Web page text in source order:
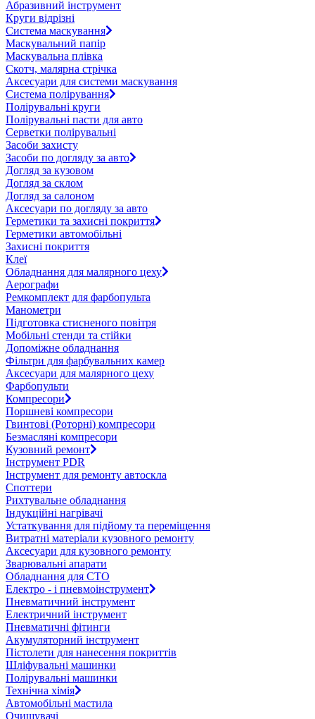
Абразивний інструмент
Круги відрізні
Система маскування
Маскувальний папір
Маскувальна плівка
Скотч, малярна стрічка
Аксесуари для системи маскування
Система полірування
Полірувальні круги
Полірувальні пасти для авто
Серветки полірувальні
Засоби захисту
Засоби по догляду за авто
Догляд за кузовом
Догляд за склом
Догляд за салоном
Аксесуари по догляду за авто
Герметики та захисні покриття
Герметики автомобільні
Захисні покриття
Клеї
Обладнання для малярного цеху
Аерографи
Ремкомплект для фарбопульта
Манометри
Підготовка стисненого повітря
Мобільні стенди та стійки
Допоміжне обладнання
Фільтри для фарбувальних камер
Аксесуари для малярного цеху
Фарбопульти
Компресори
Поршневі компресори
Гвинтові (Роторні) компресори
Безмасляні компресори
Кузовний ремонт
Інструмент PDR
Інструмент для ремонту автоскла
Споттери
Рихтувальне обладнання
Індукційні нагрівачі
Устаткування для підйому та переміщення
Витратні матеріали кузовного ремонту
Аксесуари для кузовного ремонту
Зварювальні апарати
Обладнання для СТО
Електро - і пневмоінструмент
Пневматичний інструмент
Електричний інструмент
Пневматичні фітинги
Акумуляторний інструмент
Пістолети для нанесення покриттів
Шліфувальні машинки
Полірувальні машинки
Технічна хімія
Автомобільні мастила
Очищувачі